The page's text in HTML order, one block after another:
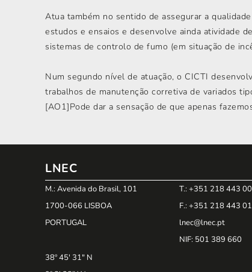
Atua também no sentido de assegurar a
estudos e ensaios e desenvolve ainda atividade
sistemas de controlo de fumo (em situação de
Num segundo nível de atuação, o CICTI
trabalhos de manutenção corretiva de variados
[AO1]Pode dar a sensação de que apenas
LNEC
M.: Avenida do Brasil, 101
1700-066 LISBOA
PORTUGAL
38º 45' 31" N
T.: +351 218 443
F.: +351 218 443
lnec@lnec.pt
NIF: 501 389 660